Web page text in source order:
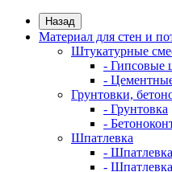
Назад
Материал для стен и
Штукатурные
- Гипсовые
-
Грунтовки,
- Грунтовка
-
Шпатлевка
-
-